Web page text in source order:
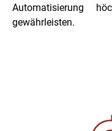
Automatisierung
gewährleisten.